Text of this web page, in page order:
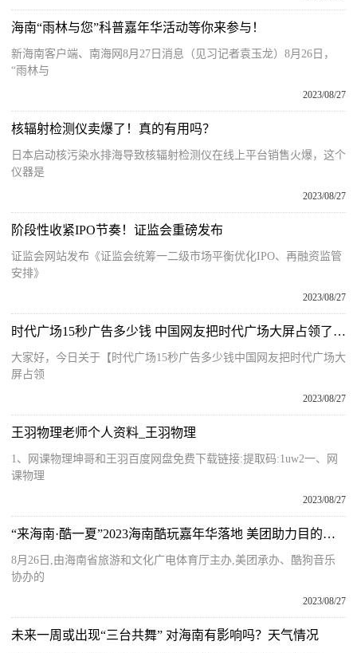
海南“雨林与您”科普嘉年华活动等你来参与！
新海南客户端、南海网8月27日消息（见习记者袁玉龙）8月26日，
“雨林与
2023/08/27
核辐射检测仪卖爆了！真的有用吗？
日本启动核污染水排海导致核辐射检测仪在线上平台销售火爆，这个
仪器是
2023/08/27
阶段性收紧IPO节奏！证监会重磅发布
证监会网站发布《证监会统筹一二级市场平衡优化IPO、再融资监管
安排》
2023/08/27
时代广场15秒广告多少钱 中国网友把时代广场大屏占领了 基本情况讲解
大家好，今日关于【时代广场15秒广告多少钱中国网友把时代广场大
屏占领
2023/08/27
王羽物理老师个人资料_王羽物理
1、网课物理坤哥和王羽百度网盘免费下载链接:提取码:1uw2一、网
课物理
2023/08/27
“来海南·酷一夏”2023海南酷玩嘉年华落地 美团助力目的地创新营销
8月26日,由海南省旅游和文化广电体育厅主办,美团承办、酷狗音乐
协办的
2023/08/27
未来一周或出现“三台共舞” 对海南有影响吗？天气情况